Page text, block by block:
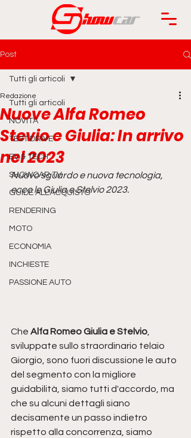
Post
Tutti gli articoli
NOVITÀ
TEST DRIVE
EV & TECH
SHOWCAR TV
GUIDE ALL'ACQUISTO
RENDERING
MOTO
ECONOMIA
INCHIESTE
PASSIONE AUTO
Tutti gli articoli
Nuove Alfa Romeo
Stevio e Giulia: In arrivo
nel 2023
Redazione
Nuovo sguardo e nuova tecnologia,
ecco le Giulia e Stelvio 2023.
Che Alfa Romeo Giulia e Stelvio,
sviluppate sullo straordinario telaio
Giorgio, sono fuori discussione le auto
del segmento con la migliore
guidabilità, siamo tutti d'accordo, ma
che su alcuni dettagli siano
decisamente un passo indietro
rispetto alla concorrenza, siamo